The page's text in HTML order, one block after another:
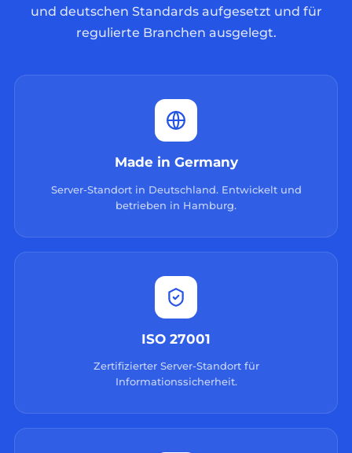
und deutschen Standards aufgesetzt und für
regulierte Branchen ausgelegt.
Made in Germany
Server-Standort in Deutschland. Entwickelt und
betrieben in Hamburg.
ISO 27001
Zertifizierter Server-Standort für
Informationssicherheit.